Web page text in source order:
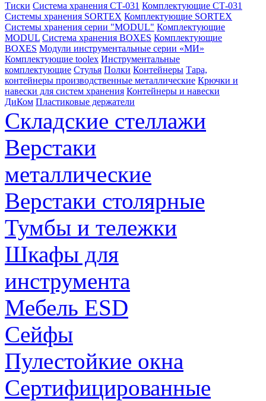
Тиски Система хранения СТ-031 Комплектующие СТ-031
Системы хранения SORTEX Комплектующие SORTEX
Системы хранения серии "MODUL" Комплектующие
MODUL Система хранения BOXES Комплектующие
BOXES Модули инструментальные серии «МИ»
Комплектующие toolex Инструментальные
комплектующие Стулья Полки Контейнеры Тара,
контейнеры производственные металлические Крючки и
навески для систем хранения Контейнеры и навески
ДиКом Пластиковые держатели
Складские стеллажи
Верстаки
металлические
Верстаки столярные
Тумбы и тележки
Шкафы для
инструмента
Мебель ESD
Сейфы
Пулестойкие окна
Сертифицированные